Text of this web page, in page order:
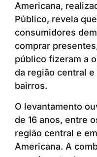
Americana,
Público, revela
consumidores
comprar
público fizeram a
da região central
bairros.
O levantamento
de 16 anos, entre
região central e
Americana. A